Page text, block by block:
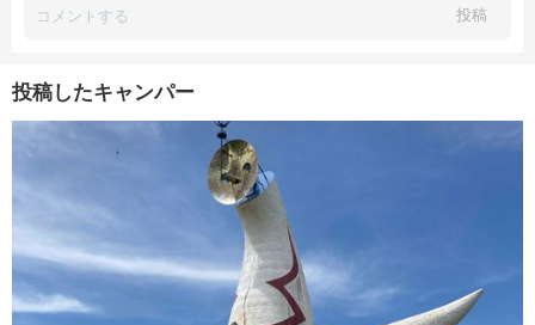
投稿
投稿したキャンパー